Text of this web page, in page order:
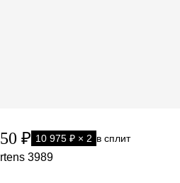
₽ 10 975 ₽ × 2 в сплит
3989